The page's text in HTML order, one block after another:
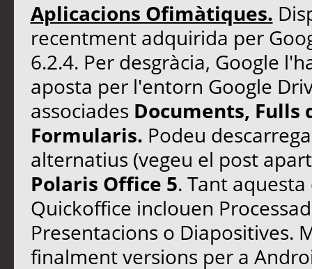
Aplicacions Ofimàtiques.
recentment adquirida per
6.2.4. Per desgràcia, Google
aposta per l'entorn Google
associades Documents, Fulls
Formularis. Podeu
alternatius (vegeu el post
Polaris Office 5. Tant
Quickoffice inclouen
Presentacions o Diapositives.
finalment versions per a